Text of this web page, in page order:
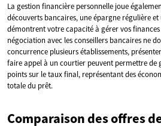
La gestion financière personnelle joue
découverts bancaires, une épargne régulière
démontrent votre capacité à gérer vos
négociation avec les conseillers bancaires ne
concurrence plusieurs établissements,
faire appel à un courtier peuvent permettre de
points sur le taux final, représentant des
totale du prêt.
Comparaison des offres